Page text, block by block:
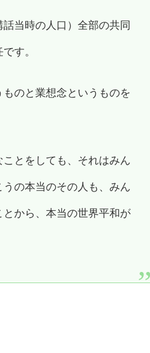
当時の人口）全部の共同
す。
のと業想念というものを
とをしても、それはみん
の本当のその人も、みん
から、本当の世界平和が